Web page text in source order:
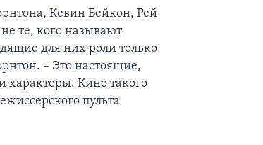
Кевин Бейкон, Рей
те, кого называют
для них роли только
– Это настоящие,
характеры. Кино такого
пульта